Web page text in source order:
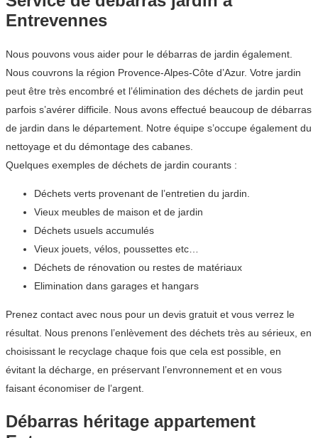
Entrevennes
Nous pouvons vous aider pour le débarras de jardin également.
Nous couvrons la région Provence-Alpes-Côte d’Azur. Votre jardin
peut être très encombré et l’élimination des déchets de jardin peut
parfois s’avérer difficile. Nous avons effectué beaucoup de débarras
de jardin dans le département. Notre équipe s’occupe également du
nettoyage et du démontage des cabanes.
Quelques exemples de déchets de jardin courants :
Déchets verts provenant de l’entretien du jardin.
Vieux meubles de maison et de jardin
Déchets usuels accumulés
Vieux jouets, vélos, poussettes etc…
Déchets de rénovation ou restes de matériaux
Elimination dans garages et hangars
Prenez contact avec nous pour un devis gratuit et vous verrez le
résultat. Nous prenons l’enlèvement des déchets très au sérieux, en
choisissant le recyclage chaque fois que cela est possible, en
évitant la décharge, en préservant l’envronnement et en vous
faisant économiser de l’argent.
Débarras héritage appartement